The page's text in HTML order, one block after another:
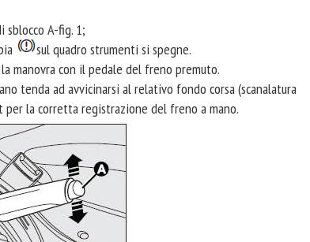
A-fig. 1;
sul quadro strumenti si spegne.
manovra con il pedale del freno premuto.
tenda ad avvicinarsi al relativo fondo corsa (scanalatura
la corretta registrazione del freno a mano.